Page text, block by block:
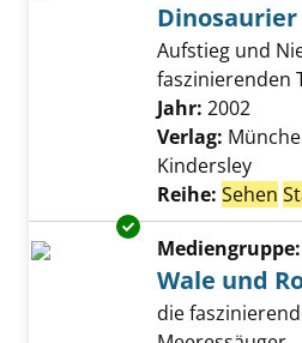
Dinosaurier
Aufstieg und
faszinierenden
Suche nach
Jahr: 2002
Verlag:
Kindersley
Reihe: Sehen
Exemplar-Details
Mediengruppe:
Wale und
die